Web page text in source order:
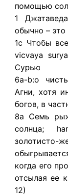
помощью
1
обычно – это
1c Чтобы
vicvaya
Сурью
6a-b:о
Агни, хотя
богов, в
8a Семь
солнца;
когда его
отсылая ее
12)